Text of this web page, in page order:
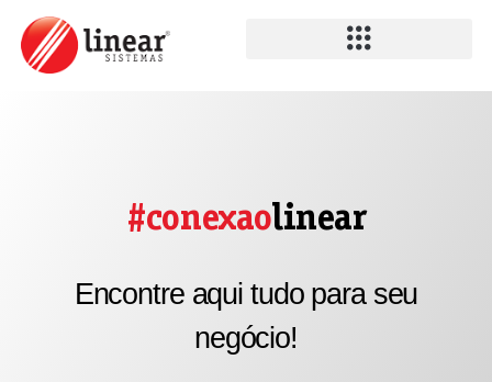
#conexaolinear
Encontre aqui tudo para seu
negócio!